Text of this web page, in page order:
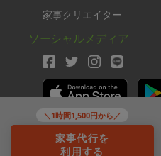
＼1時間1,500円から／
家事代行を
利用する
家事クリエイター
ソーシャルメディア